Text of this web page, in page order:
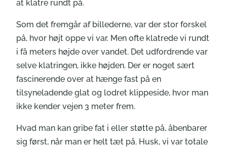
at klatre rundt på.
Som det fremgår af billederne, var der stor forskel
på, hvor højt oppe vi var. Men ofte klatrede vi rundt
i få meters højde over vandet. Det udfordrende var
selve klatringen, ikke højden. Der er noget sært
fascinerende over at hænge fast på en
tilsyneladende glat og lodret klippeside, hvor man
ikke kender vejen 3 meter frem.
Hvad man kan gribe fat i eller støtte på, åbenbarer
sig først, når man er helt tæt på. Husk, vi var totale